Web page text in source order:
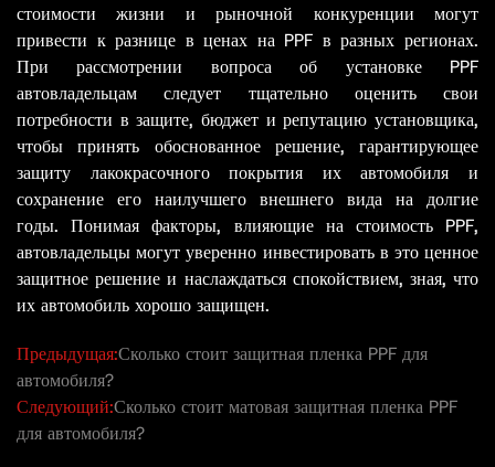
стоимости жизни и рыночной конкуренции могут
привести к разнице в ценах на PPF в разных регионах.
При рассмотрении вопроса об установке PPF
автовладельцам следует тщательно оценить свои
потребности в защите, бюджет и репутацию установщика,
чтобы принять обоснованное решение, гарантирующее
защиту лакокрасочного покрытия их автомобиля и
сохранение его наилучшего внешнего вида на долгие
годы. Понимая факторы, влияющие на стоимость PPF,
автовладельцы могут уверенно инвестировать в это ценное
защитное решение и наслаждаться спокойствием, зная, что
их автомобиль хорошо защищен.
Предыдущая:Сколько стоит защитная пленка PPF для
автомобиля?
Следующий:Сколько стоит матовая защитная пленка PPF
для автомобиля?